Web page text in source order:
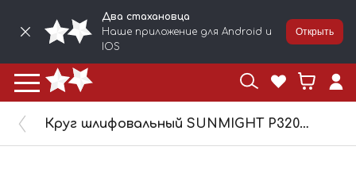
Два стахановца
Наше приложение для Android и
IOS
Открыть
Круг шлифовальный SUNMIGHT P320 GOLD Ø150 15отв 44314